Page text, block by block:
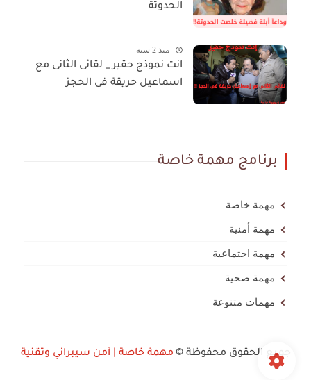
الحدوتة
منذ 2 سنة
انت نموذج حقير _ لقائى الثانى مع
اسماعيل حريقة فى الحجز
برنامج مهمة خاصة
مهمة خاصة
مهمة أمنية
مهمة اجتماعية
مهمة صحية
مهمات متنوعة
جميع الحقوق محفوظة © مهمة خاصة | أمن سيبراني وتقنية